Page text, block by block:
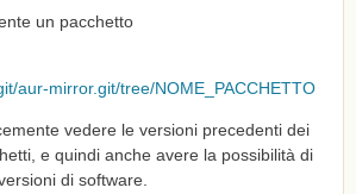
un pacchetto
aur-mirror.git/tree/NOME_PACCHETTO
vedere le versioni precedenti dei
e quindi anche avere la possibilità di
di software.